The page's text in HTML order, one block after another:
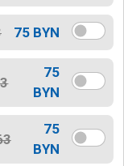
75 BYN
75
BYN
75
BYN